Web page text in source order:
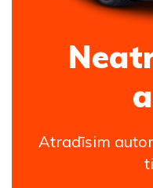
Atradīsim